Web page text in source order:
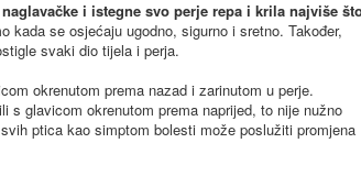
i istegne svo perje repa i krila najviše
kada se osjećaju ugodno, sigurno i sretno. Također,
svaki dio tijela i perja.
okrenutom prema nazad i zarinutom u perje.
s glavicom okrenutom prema naprijed, to nije nužno
ptica kao simptom bolesti može poslužiti promjena